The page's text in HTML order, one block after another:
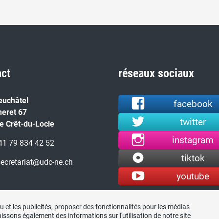
67
Crêt-du-Locle
79 834 42 52
ne.ch
réseaux sociaux
facebook
twitter
instagram
tiktok
youtube
et les publicités, proposer des fonctionnalités pour les médias
également des informations sur l'utilisation de notre site